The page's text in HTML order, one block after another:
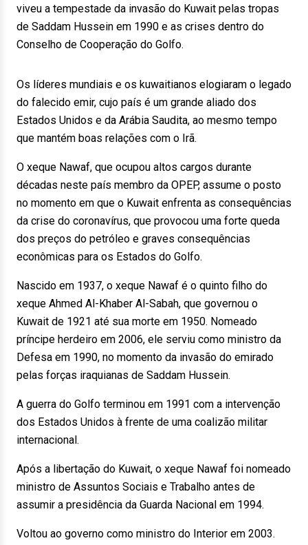
viveu a tempestade da invasão do Kuwait pelas tropas
de Saddam Hussein em 1990 e as crises dentro do
Conselho de Cooperação do Golfo.
Os líderes mundiais e os kuwaitianos elogiaram o legado
do falecido emir, cujo país é um grande aliado dos
Estados Unidos e da Arábia Saudita, ao mesmo tempo
que mantém boas relações com o Irã.
O xeque Nawaf, que ocupou altos cargos durante
décadas neste país membro da OPEP, assume o posto
no momento em que o Kuwait enfrenta as consequências
da crise do coronavírus, que provocou uma forte queda
dos preços do petróleo e graves consequências
econômicas para os Estados do Golfo.
Nascido em 1937, o xeque Nawaf é o quinto filho do
xeque Ahmed Al-Khaber Al-Sabah, que governou o
Kuwait de 1921 até sua morte em 1950. Nomeado
príncipe herdeiro em 2006, ele serviu como ministro da
Defesa em 1990, no momento da invasão do emirado
pelas forças iraquianas de Saddam Hussein.
A guerra do Golfo terminou em 1991 com a intervenção
dos Estados Unidos à frente de uma coalizão militar
internacional.
Após a libertação do Kuwait, o xeque Nawaf foi nomeado
ministro de Assuntos Sociais e Trabalho antes de
assumir a presidência da Guarda Nacional em 1994.
Voltou ao governo como ministro do Interior em 2003.